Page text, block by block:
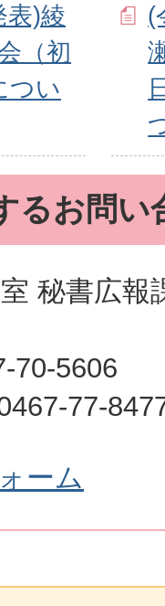
表)綾
（初
つい
(
るお問い
秘書広報
70-5606
77-
ーム